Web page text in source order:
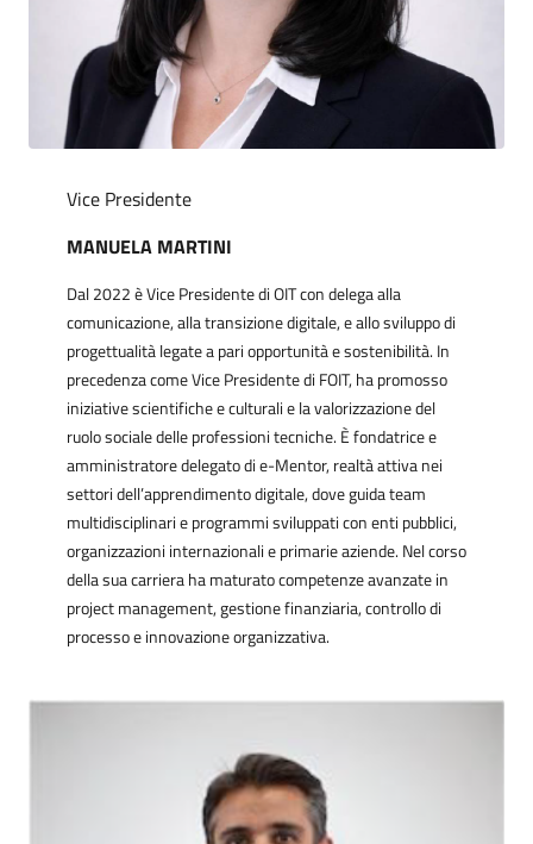
Vice Presidente
MANUELA MARTINI
Dal 2022 è Vice Presidente di OIT con delega alla
comunicazione, alla transizione digitale, e allo sviluppo di
progettualità legate a pari opportunità e sostenibilità. In
precedenza come Vice Presidente di FOIT, ha promosso
iniziative scientifiche e culturali e la valorizzazione del
ruolo sociale delle professioni tecniche. È fondatrice e
amministratore delegato di e-Mentor, realtà attiva nei
settori dell’apprendimento digitale, dove guida team
multidisciplinari e programmi sviluppati con enti pubblici,
organizzazioni internazionali e primarie aziende. Nel corso
della sua carriera ha maturato competenze avanzate in
project management, gestione finanziaria, controllo di
processo e innovazione organizzativa.